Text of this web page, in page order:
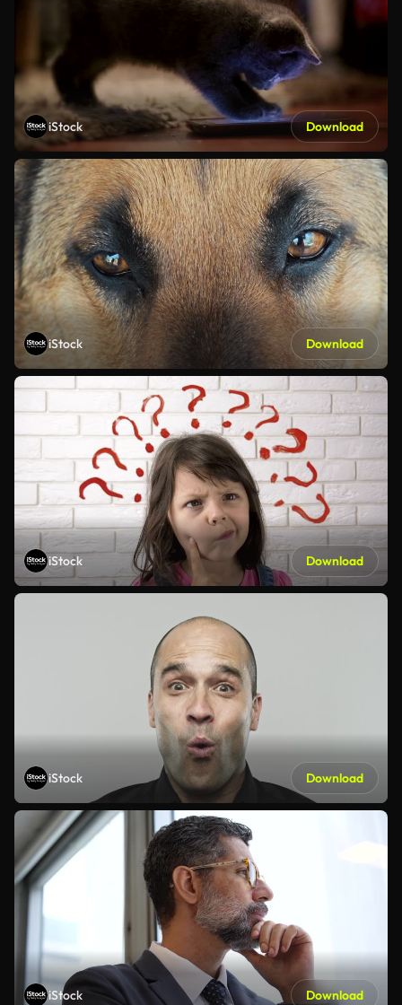
iStock Download
iStock Download
iStock Download
iStock Download
iStock Download